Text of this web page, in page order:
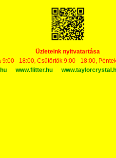
Üzleteink nyitvatartása
- 18:00, Csütörtök 9:00 - 18:00,
www.flitter.hu